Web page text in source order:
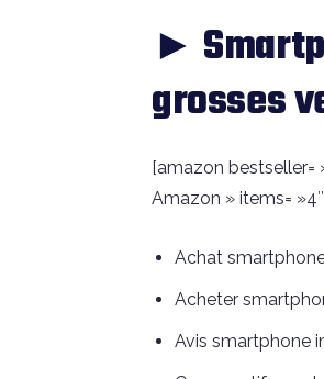
►
grosses
[amazon bestseller=
Amazon » items=
Achat
Acheter
Avis smartphone